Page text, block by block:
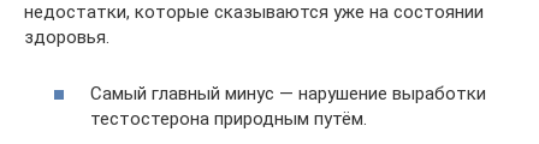
недостатки, которые сказываются уже на состоянии
здоровья.
Самый главный минус — нарушение выработки
тестостерона природным путём.